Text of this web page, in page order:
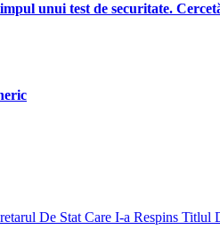
unui test de securitate.